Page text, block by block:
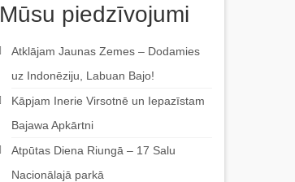
Mūsu piedzīvojumi
Atklājam Jaunas Zemes – Dodamies
uz Indonēziju, Labuan Bajo!
Kāpjam Inerie Virsotnē un Iepazīstam
Bajawa Apkārtni
Atpūtas Diena Riungā – 17 Salu
Nacionālajā parkā